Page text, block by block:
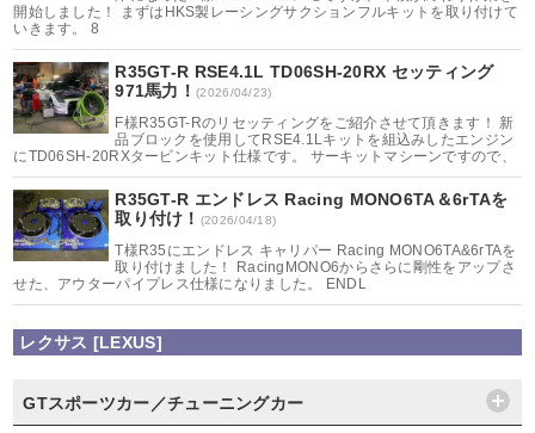
開始しました！ まずはHKS製レーシングサクションフルキットを取り付けて
いきます。 8
R35GT-R RSE4.1L TD06SH-20RX セッティング
971馬力！(2026/04/23)
F様R35GT-Rのリセッティングをご紹介させて頂きます！ 新
品ブロックを使用してRSE4.1Lキットを組込みしたエンジン
にTD06SH-20RXタービンキット仕様です。 サーキットマシーンですので、
R35GT-R エンドレス Racing MONO6TA＆6rTAを
取り付け！ (2026/04/18)
T様R35にエンドレス キャリパー Racing MONO6TA&6rTAを
取り付けました！ RacingMONO6からさらに剛性をアップさ
せた、アウターパイプレス仕様になりました。 ENDL
レクサス [LEXUS]
GTスポーツカー／チューニングカー